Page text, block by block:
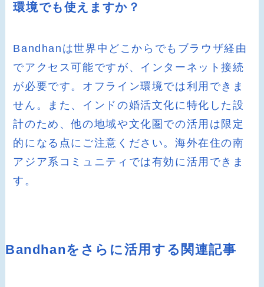
環境でも使えますか？
Bandhanは世界中どこからでもブラウザ経由
でアクセス可能ですが、インターネット接続
が必要です。オフライン環境では利用できま
せん。また、インドの婚活文化に特化した設
計のため、他の地域や文化圏での活用は限定
的になる点にご注意ください。海外在住の南
アジア系コミュニティでは有効に活用できま
す。
Bandhanをさらに活用する関連記事